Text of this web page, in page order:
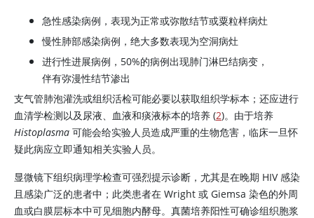
急性感染病例，表现为正常或弥散结节或粟粒样病灶
慢性肺部感染病例，绝大多数表现为空洞病灶
进行性进展病例，50%的病例出现肺门淋巴结病变，
伴有弥漫性结节渗出
支气管肺泡灌洗或组织活检可能必要以获取组织学标本；还应进行
血清学检测以及尿液、血液和痰液标本的培养 (2)。由于培养
Histoplasma 可能会给实验人员造成严重的生物危害，临床一旦怀
疑此病应立即通知相关实验人员。
显微镜下组织病理学检查可强烈提示诊断，尤其是在晚期 HIV 感染
且感染广泛的患者中；此类患者在 Wright 或 Giemsa 染色的外周
血或白膜层标本中可见细胞内酵母。真菌培养阳性可确诊组织胞浆